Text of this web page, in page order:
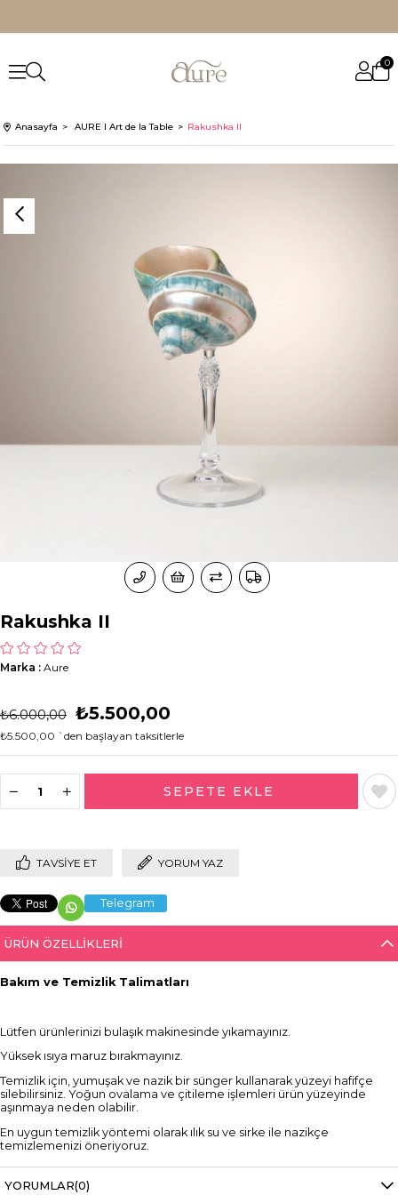
0
Anasayfa AURE I Art de la Table Rakushka II
Rakushka II
Marka : Aure
₺6.000,00 ₺5.500,00
₺5.500,00 `den başlayan taksitlerle
TAVSIYE ET YORUM YAZ
Telegram
ÜRÜN ÖZELLIKLERI
Bakım ve Temizlik Talimatları
Lütfen ürünlerinizi bulaşık makinesinde yıkamayınız.
Yüksek ısıya maruz bırakmayınız.
Temizlik için, yumuşak ve nazik bir sünger kullanarak yüzeyi hafifçe
silebilirsiniz. Yoğun ovalama ve çitileme işlemleri ürün yüzeyinde
aşınmaya neden olabilir.
En uygun temizlik yöntemi olarak ılık su ve sirke ile nazikçe
temizlemenizi öneriyoruz.
Ürünlerin içinde kullanım sonrası şekerli veya alkollü içecekleri uzun
süre bekletmeyiniz. Kullanım sonrası ürünü duru su ile çalkalayarak
YORUMLAR(0)